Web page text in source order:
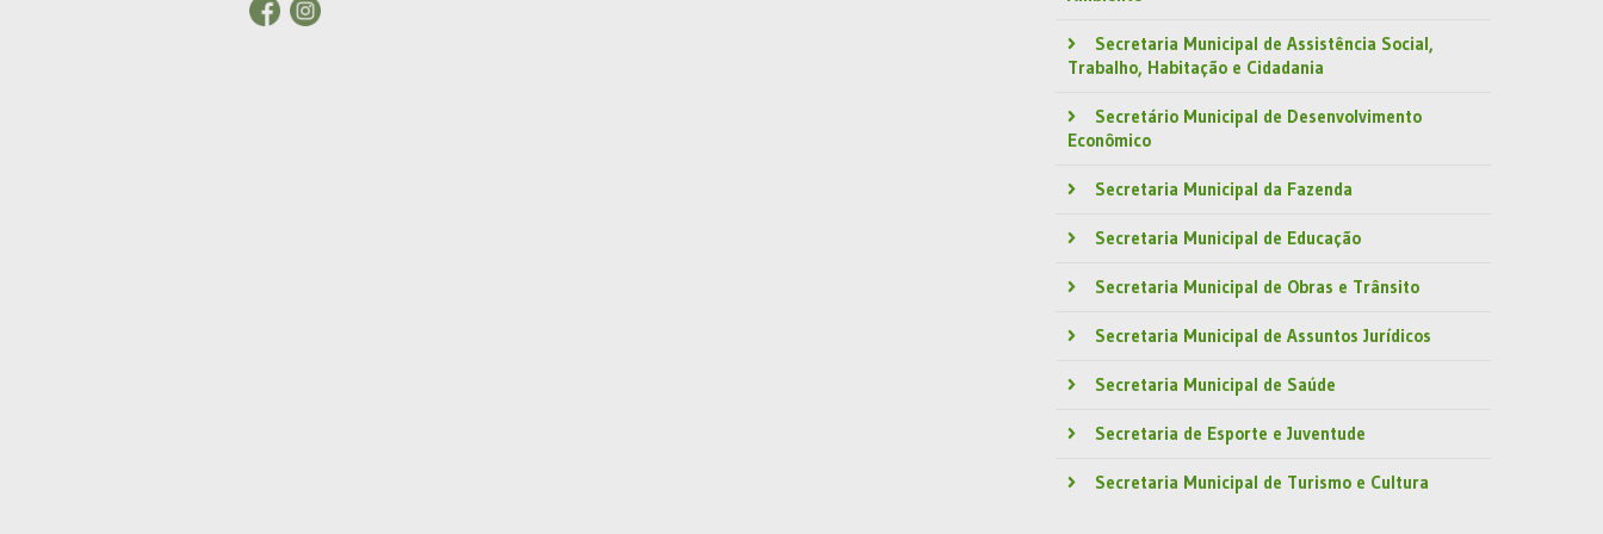
Secretaria Municipal de Assistência Social,
Trabalho, Habitação e Cidadania
Secretário Municipal de Desenvolvimento
Econômico
Secretaria Municipal da Fazenda
Secretaria Municipal de Educação
Secretaria Municipal de Obras e Trânsito
Secretaria Municipal de Assuntos Jurídicos
Secretaria Municipal de Saúde
Secretaria de Esporte e Juventude
Secretaria Municipal de Turismo e Cultura